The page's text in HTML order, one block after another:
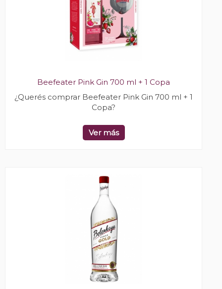
Beefeater Pink Gin 700 ml + 1 Copa
¿Querés comprar Beefeater Pink Gin 700 ml + 1
Copa?
Ver más